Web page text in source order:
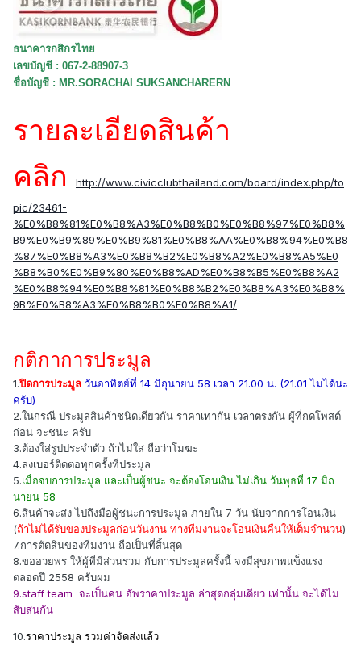
ธนาคารกสิกรไทย
เลขบัญชี : 067-2-88907-3
ชื่อบัญชี : MR.SORACHAI SUKSANCHARERN
รายละเอียดสินค้า
คลิก
http://www.civicclubthailand.com/board/index.php/to
pic/23461-
%E0%B8%81%E0%B8%A3%E0%B8%B0%E0%B8%97%E0%B8%
B9%E0%B9%89%E0%B9%81%E0%B8%AA%E0%B8%94%E0%B8
%87%E0%B8%A3%E0%B8%B2%E0%B8%A2%E0%B8%A5%E0
%B8%B0%E0%B9%80%E0%B8%AD%E0%B8%B5%E0%B8%A2
%E0%B8%94%E0%B8%81%E0%B8%B2%E0%B8%A3%E0%B8%
9B%E0%B8%A3%E0%B8%B0%E0%B8%A1/
กติกาการประมูล
1.ปิดการประมูล วันอาทิตย์ที่ 14 มิถุนายน 58 เวลา 21.00 น. (21.01 ไม่ได้นะ
ครับ)
2.ในกรณี ประมูลสินค้าชนิดเดียวกัน ราคาเท่ากัน เวลาตรงกัน ผู้ที่กดโพสต์
ก่อน จะชนะ ครับ
3.ต้องใส่รูปประจำตัว ถ้าไม่ใส่ ถือว่าโมฆะ
4.ลงเบอร์ติดต่อทุกครั้งที่ประมูล
5.เมื่อจบการประมูล และเป็นผู้ชนะ จะต้องโอนเงิน ไม่เกิน วันพุธที่ 17 มิถ
นายน 58
6.สินค้าจะส่ง ไปถึงมือผู้ชนะการประมูล ภายใน 7 วัน นับจากการโอนเงิน
(ถ้าไม่ได้รับของประมูลก่อนวันงาน ทางทีมงานจะโอนเงินคืนให้เต็มจำนวน)
7.การตัดสินของทีมงาน ถือเป็นที่สิ้นสุด
8.ขออวยพร ให้ผู้ที่มีส่วนร่วม กับการประมูลครั้งนี้ จงมีสุขภาพแข็งแรง
ตลอดปี 2558 ครับผม
9.staff team จะเป็นคน อัพราคาประมูล ล่าสุดกลุ่มเดียว เท่านั้น จะได้ไม่
สับสนกัน
10.ราคาประมูล รวมค่าจัดส่งแล้ว